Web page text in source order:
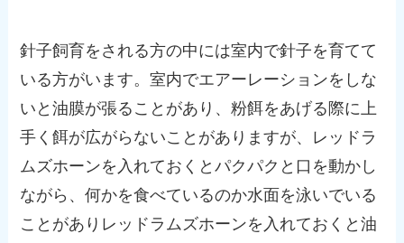
針子飼育をされる方の中には室内で針子を育てて
いる方がいます。室内でエアーレーションをしな
いと油膜が張ることがあり、粉餌をあげる際に上
手く餌が広がらないことがありますが、レッドラ
ムズホーンを入れておくとパクパクと口を動かし
ながら、何かを食べているのか水面を泳いでいる
ことがありレッドラムズホーンを入れておくと油